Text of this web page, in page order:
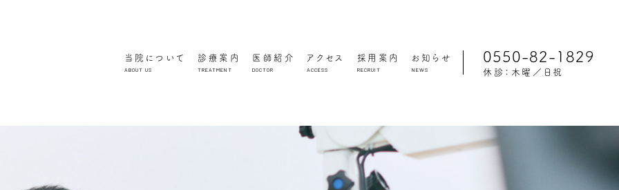
当院について
ABOUT US
診療案内
TREATMENT
医師紹介
DOCTOR
アクセス
ACCESS
採用案内
RECRUIT
お知らせ
NEWS
0550-82-1829
休診：木曜／日祝